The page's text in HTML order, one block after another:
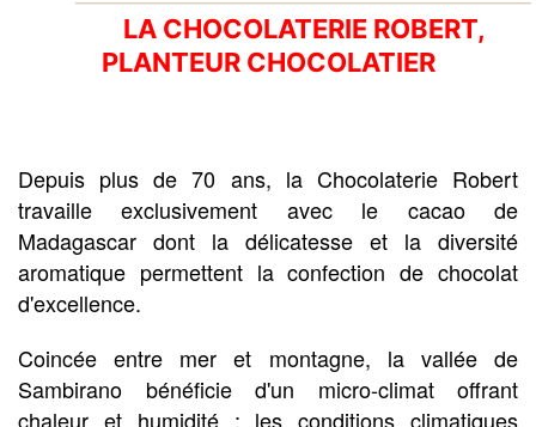
LA CHOCOLATERIE ROBERT,
PLANTEUR CHOCOLATIER
Depuis plus de 70 ans, la Chocolaterie Robert
travaille exclusivement avec le cacao de
Madagascar dont la délicatesse et la diversité
aromatique permettent la confection de chocolat
d'excellence.
Coincée entre mer et montagne, la vallée de
Sambirano bénéficie d'un micro-climat offrant
chaleur et humidité ; les conditions climatiques